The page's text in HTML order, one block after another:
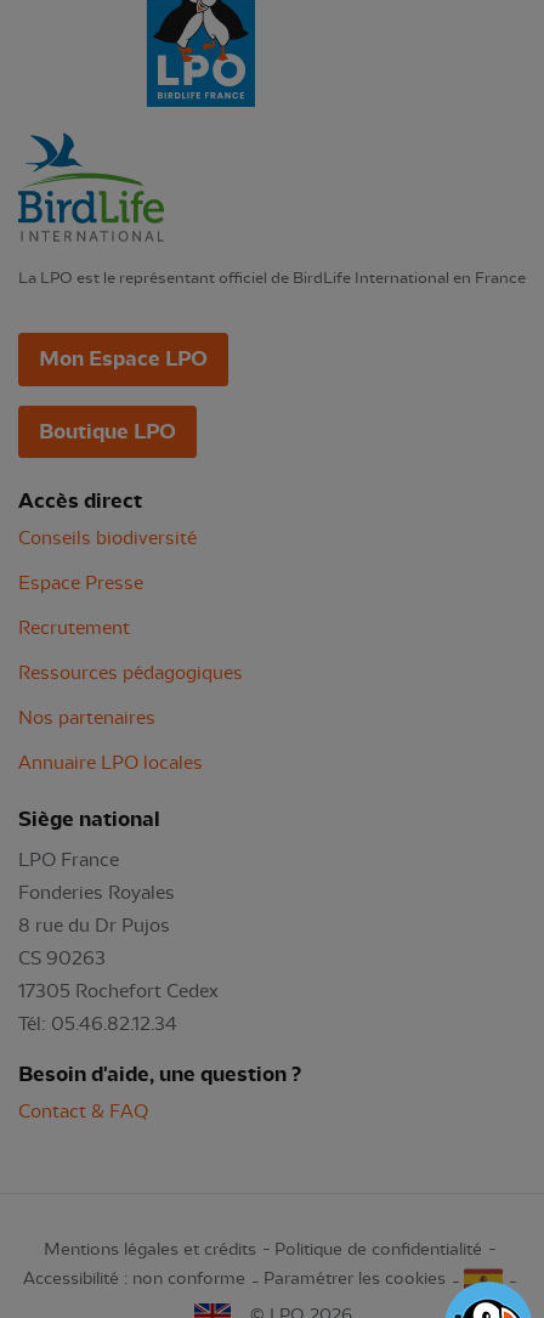
La LPO est le représentant officiel de BirdLife International en France
Mon Espace LPO
Boutique LPO
Accès direct
Conseils biodiversité
Espace Presse
Recrutement
Ressources pédagogiques
Nos partenaires
Annuaire LPO locales
Siège national
LPO France
Fonderies Royales
8 rue du Dr Pujos
CS 90263
17305 Rochefort Cedex
Tél: 05.46.82.12.34
Besoin d'aide, une question ?
Contact & FAQ
Mentions légales et crédits
Politique de confidentialité
Accessibilité : non conforme
Paramétrer les cookies